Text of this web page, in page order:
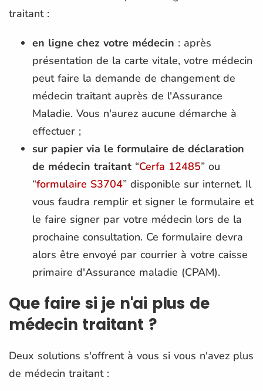
traitant :
en ligne chez votre médecin : après
présentation de la carte vitale, votre médecin
peut faire la demande de changement de
médecin traitant auprès de l'Assurance
Maladie. Vous n'aurez aucune démarche à
effectuer ;
sur papier via le formulaire de déclaration
de médecin traitant “Cerfa 12485” ou
“formulaire S3704” disponible sur internet. Il
vous faudra remplir et signer le formulaire et
le faire signer par votre médecin lors de la
prochaine consultation. Ce formulaire devra
alors être envoyé par courrier à votre caisse
primaire d'Assurance maladie (CPAM).
Que faire si je n'ai plus de
médecin traitant ?
Deux solutions s'offrent à vous si vous n'avez plus
de médecin traitant :